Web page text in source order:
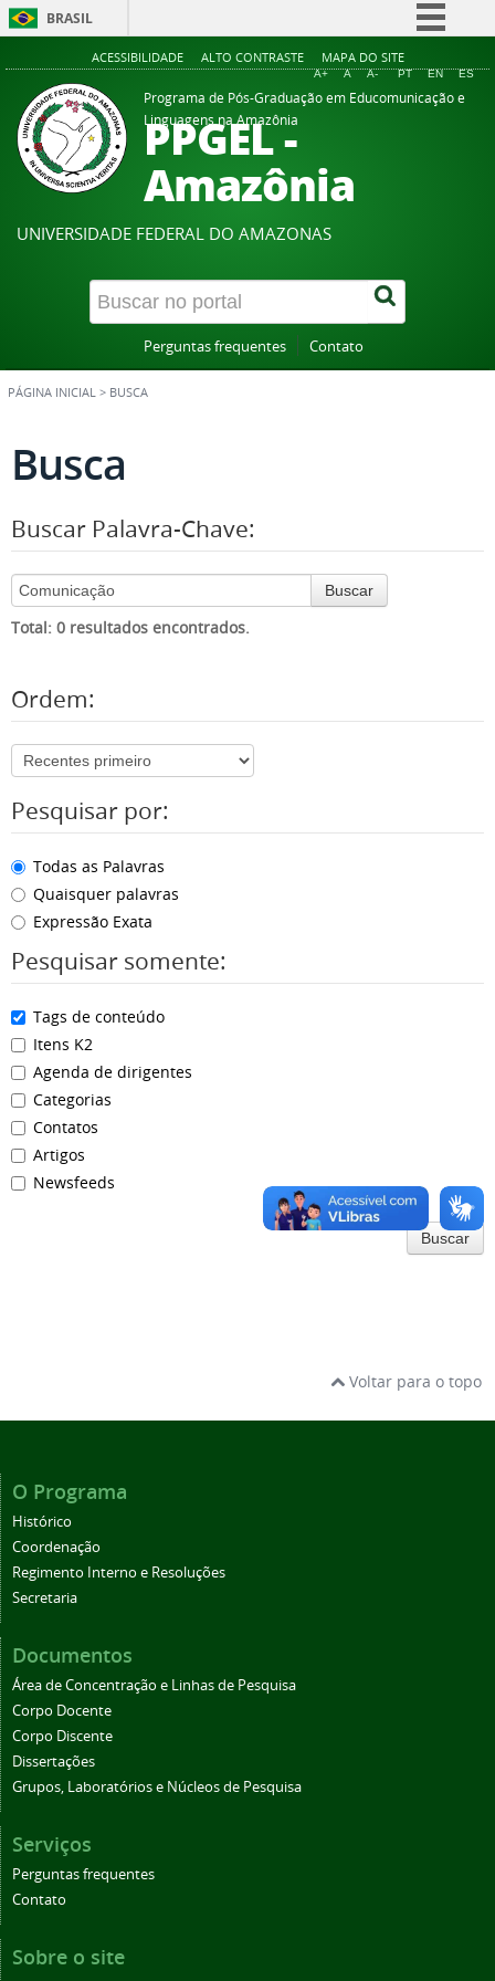
BRASIL
Simplifique!
Comunica BR
Legislação
Canais
ACESSIBILIDADE ALTO CONTRASTE MAPA DO SITE
A+ A A- PT EN ES
Programa de Pós-Graduação em Educomunicação e
Linguagens na Amazônia
PPGEL -
Amazônia
UNIVERSIDADE FEDERAL DO AMAZONAS
Perguntas frequentes Contato
PÁGINA INICIAL > BUSCA
Busca
Buscar Palavra-Chave:
Buscar
Total: 0 resultados encontrados.
Ordem:
Pesquisar por:
Todas as Palavras
Quaisquer palavras
Expressão Exata
Pesquisar somente:
Tags de conteúdo
Itens K2
Agenda de dirigentes
Categorias
Contatos
Artigos
Newsfeeds
Buscar
Voltar para o topo
O Programa
Histórico
Coordenação
Regimento Interno e Resoluções
Secretaria
Documentos
Área de Concentração e Linhas de Pesquisa
Corpo Docente
Corpo Discente
Dissertações
Grupos, Laboratórios e Núcleos de Pesquisa
Serviços
Perguntas frequentes
Contato
Sobre o site